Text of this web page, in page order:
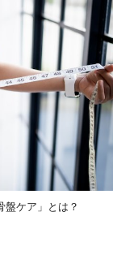
盤ケア」とは？